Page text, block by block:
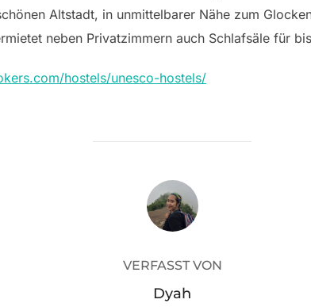
Altstadt, in unmittelbarer Nähe zum
neben Privatzimmern auch Schlafsäle für
hostels/unesco-hostels/
BEITRAGSAUTOR
VERFASST VON
Dyah